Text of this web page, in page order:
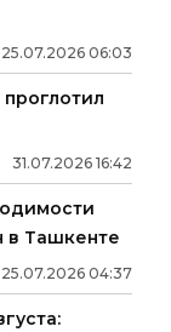
25.07.2026 06:03
31.07.2026 16:42
в Ташкенте
25.07.2026 04:37